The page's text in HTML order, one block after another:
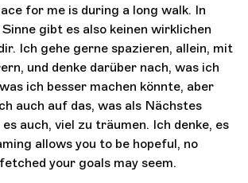
for me is during a long walk. In
gibt es also keinen wirklichen
Ich gehe gerne spazieren, allein, mit
und denke darüber nach, was ich
ich besser machen könnte, aber
auch auf das, was als Nächstes
auch, viel zu träumen. Ich denke, es
allows you to be hopeful, no
your goals may seem.